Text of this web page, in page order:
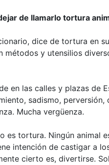
de llamarlo tortura
dice de tortura en
y utensilios
en las calles y plazas de
sadismo, perversión,
Mucha vergüenza.
es tortura. Ningún animal
intención de castigar a
cierto es, divertirse.